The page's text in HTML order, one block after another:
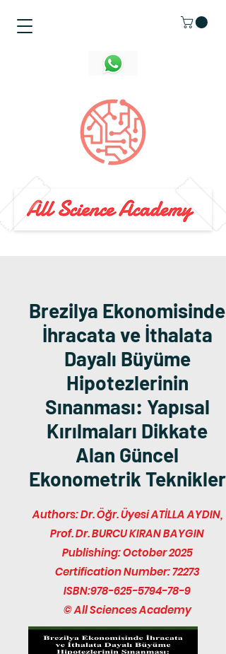
Brezilya Ekonomisinde
İhracata ve İthalata
Dayalı Büyüme
Hipotezlerinin
Sınanması: Yapısal
Kırılmaları Dikkate
Alan Güncel
Ekonometrik Teknikler
Authors: Dr. Öğr. Üyesi ATİLLA AYDIN,
Prof. Dr. BURCU KIRAN BAYGIN
Publishing: October 2025
Certification Number: 72273
ISBN:978-625-5794-78-9
© All Sciences Academy